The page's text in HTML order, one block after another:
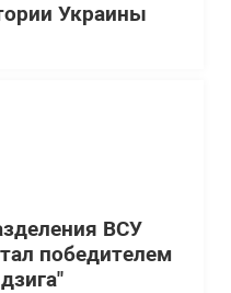
Украины
ВСУ
победителем